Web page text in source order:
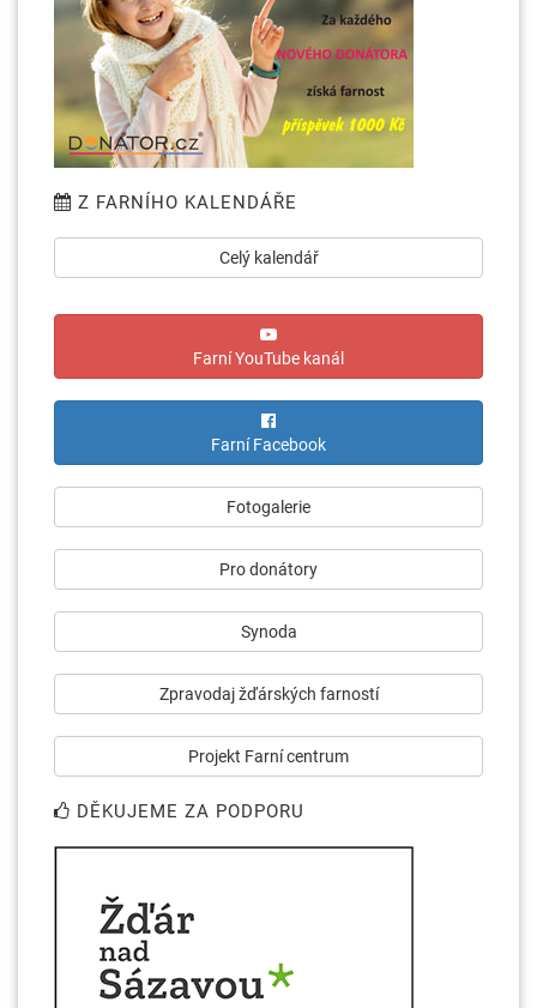
Z FARNÍHO KALENDÁŘE
Celý kalendář
Farní YouTube kanál
Farní Facebook
Fotogalerie
Pro donátory
Synoda
Zpravodaj žďárských farností
Projekt Farní centrum
DĚKUJEME ZA PODPORU